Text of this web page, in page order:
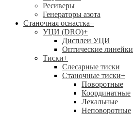
Ресиверы
Генераторы азота
Станочная оснастка+
УЦИ (DRO)+
Дисплеи УЦИ
Оптические линейки
Тиски+
Слесарные тиски
Станочные тиски+
Поворотные
Координатные
Лекальные
Неповоротные